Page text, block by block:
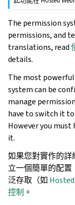
The permission
permissions, and
translations, read
details.
The most
system can be
manage
have to switch it to
However you must
it.
如果您對實作的
立一個簡單的配置
泛存取（如
控制 。